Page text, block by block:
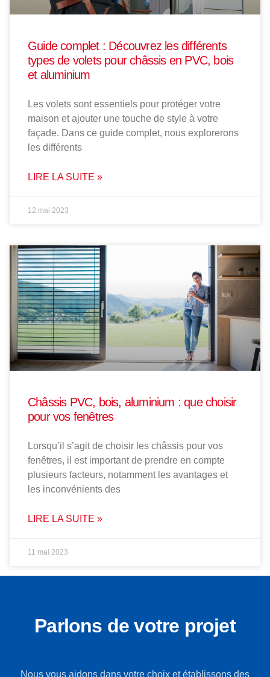
Guide complet : Découvrez les différents
types de volets pour châssis en PVC, bois
et aluminium
Les volets sont essentiels pour protéger votre
maison et ajouter une touche de style à votre
façade. Dans ce guide complet, nous explorerons
les différents
LIRE LA SUITE »
12 mai 2023
Châssis PVC, bois, aluminium : que choisir
pour vos fenêtres
Lorsqu’il s’agit de choisir les châssis pour vos
fenêtres, il est important de prendre en compte
plusieurs facteurs, notamment les avantages et
les inconvénients des
LIRE LA SUITE »
11 mai 2023
Parlons de votre projet
Nous vous aidons dans votre choix et établissons des